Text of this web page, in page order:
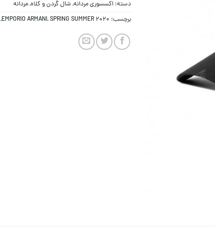
دسته: اکسسوری مردانه, شال گردن و کلاه,مردانه
برچسب:
EMPORIO ARMANI,SPRING SUMMER 2020
,